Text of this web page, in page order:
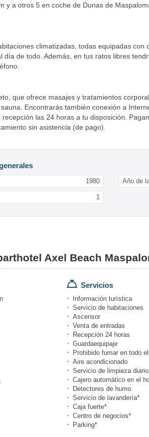
y a otros 5 en coche de Dunas de
climatizadas, todas equipadas
día de todo. Además, en tus ratos libres
que ofrece masajes y tratamientos
Encontrarás también conexión a
las 24 horas a tu disposición.
sin asistencia (de pago).
1980 Año de
1
Axel Beach
Servicios
Información turística
Servicio de habitaciones
Ascensor
Venta de entradas
Recepción 24 horas
Guardaequipaje
Prohibido fumar en todo
Aire acondicionado
Servicio de limpieza diario
Cajero automático en el
Detectores de humo
Servicio de lavandería*
Caja fuerte*
Centro de negocios*
Parking*